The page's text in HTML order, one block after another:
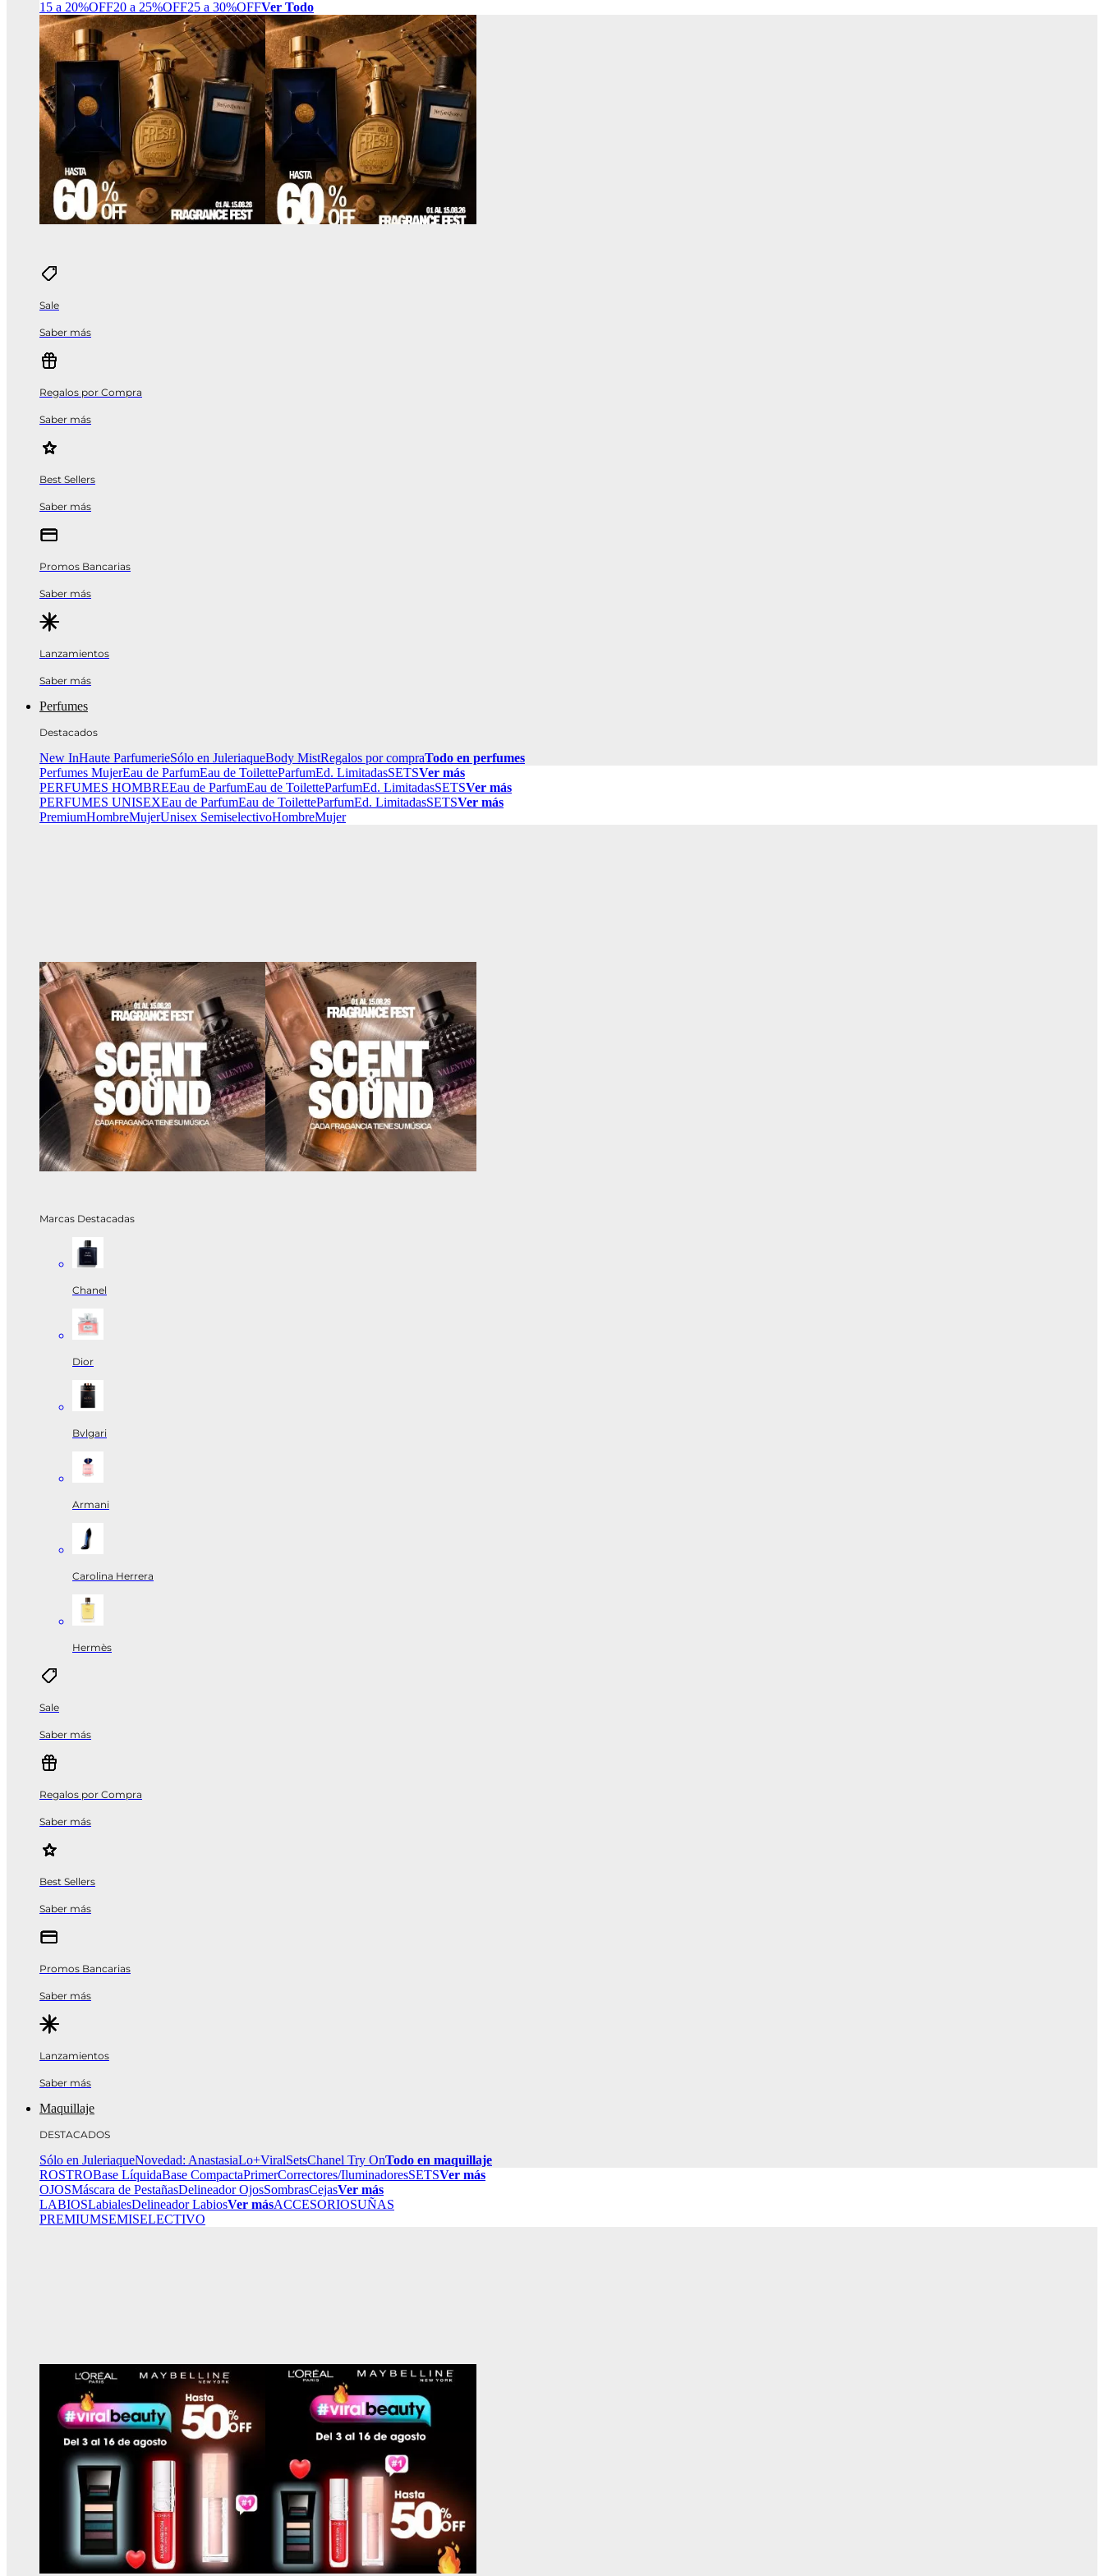
15 a 20%OFF20 a 25%OFF25 a 30%OFFVer Todo
Sale
Saber más
Regalos por Compra
Saber más
Best Sellers
Saber más
Promos Bancarias
Saber más
Lanzamientos
Saber más
Perfumes
Destacados
New InHaute ParfumerieSólo en JuleriaqueBody MistRegalos por compraTodo en perfumes
Perfumes MujerEau de ParfumEau de ToiletteParfumEd. LimitadasSETSVer más
PERFUMES HOMBREEau de ParfumEau de ToiletteParfumEd. LimitadasSETSVer más
PERFUMES UNISEXEau de ParfumEau de ToiletteParfumEd. LimitadasSETSVer más
PremiumHombreMujerUnisex SemiselectivoHombreMujer
Marcas Destacadas
Chanel
Dior
Bvlgari
Armani
Carolina Herrera
Hermès
Sale
Saber más
Regalos por Compra
Saber más
Best Sellers
Saber más
Promos Bancarias
Saber más
Lanzamientos
Saber más
Maquillaje
DESTACADOS
Sólo en JuleriaqueNovedad: AnastasiaLo+ViralSetsChanel Try OnTodo en maquillaje
ROSTROBase LíquidaBase CompactaPrimerCorrectores/IluminadoresSETSVer más
OJOSMáscara de PestañasDelineador OjosSombrasCejasVer más
LABIOSLabialesDelineador LabiosVer másACCESORIOSUÑAS
PREMIUMSEMISELECTIVO